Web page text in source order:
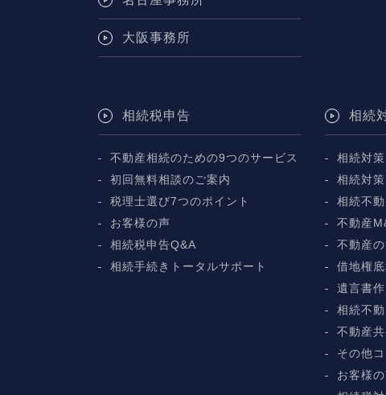
大阪事務所
相続税申告
不動産相続のための9つのサービス
初回無料相談のご案内
税理士選び7つのポイント
お客様の声
相続税申告Q&A
相続手続きトータルサポート
相続
相続対
相続対
相続不
不動産
不動産
借地権
遺言書
相続不
不動産
その他
お客様